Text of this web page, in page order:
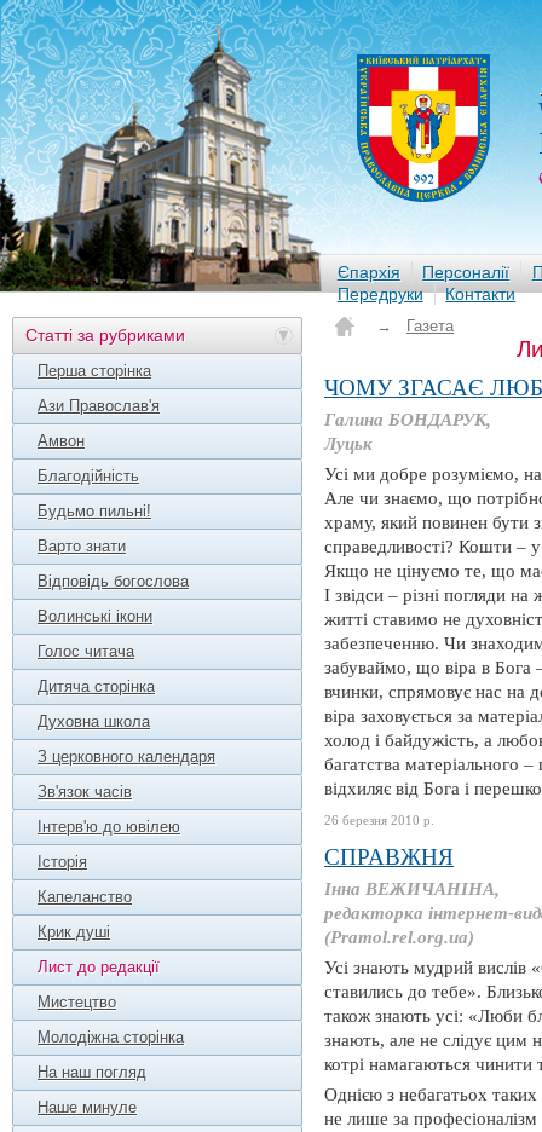
Єпархія Персоналії
Передруки
Контакти
Статті за рубриками
Перша сторінка
Ази Православ'я
Амвон
Благодійність
Будьмо пильні!
Варто знати
Відповідь богослова
Волинські ікони
Голос читача
Дитяча сторінка
Духовна школа
З церковного календаря
Зв'язок часів
Інтерв'ю до ювілею
Історія
Капеланство
Крик душі
Лист до редакції
Мистецтво
Молодіжна сторінка
На наш погляд
Наше минуле
→ Газета
ЧОМУ ЗГАСАЄ
Галина БОНДАРУК,
Луцьк
Усі ми добре розуміємо,
Але чи знаємо, що
храму, який повинен бути
справедливості? Кошти –
Якщо не цінуємо те, що
І звідси – різні погляди
житті ставимо не
забезпеченню. Чи
забуваймо, що віра в Бога
вчинки, спрямовує нас на
віра заховується за
холод і байдужість, а
багатства матеріального
відхиляє від Бога і
26 березня 2010 р.
СПРАВЖНЯ
Інна ВЕЖИЧАНІНА,
редакторка інтернет-
(Pramol.rel.org.ua)
Усі знають мудрий вислів
ставились до тебе».
також знають усі: «Люби
знають, але не слідує цим
котрі намагаються чинити
Однією з небагатьох
не лише за професіоналізм